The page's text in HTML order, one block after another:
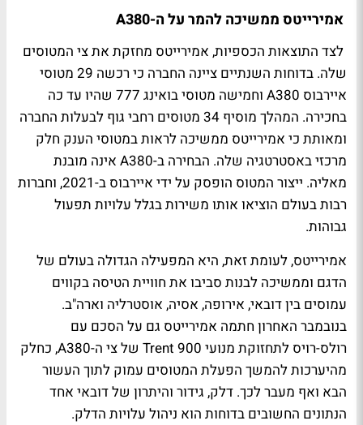
אמירייטס ממשיכה להמר על ה-A380
לצד התוצאות הכספיות, אמירייטס מחזקת את צי המטוסים
שלה. בדוחות השנתיים ציינה החברה כי רכשה 29 מטוסי
איירבוס A380 וחמישה מטוסי בואינג 777 שהיו עד כה
בחכירה. המהלך מוסיף 34 מטוסים רחבי גוף לבעלות החברה
ומאותת כי אמירייטס ממשיכה לראות במטוסי הענק חלק
מרכזי באסטרטגיה שלה. הבחירה ב-A380 אינה מובנת
מאליה. ייצור המטוס הופסק על ידי איירבוס ב-2021, וחברות
רבות בעולם הוציאו אותו משירות בגלל עלויות תפעול
גבוהות.
אמירייטס, לעומת זאת, היא המפעילה הגדולה בעולם של
הדגם וממשיכה לבנות סביבו את חוויית הטיסה בקווים
עמוסים בין דובאי, אירופה, אסיה, אוסטרליה וארה"ב.
בנובמבר האחרון חתמה אמירייטס גם על הסכם עם
רולס-רויס לתחזוקת מנועי Trent 900 של צי ה-A380, כחלק
מהיערכות להמשך הפעלת המטוסים עמוק לתוך העשור
הבא ואף מעבר לכך. דלק, גידור והיתרון של דובאי אחד
הנתונים החשובים בדוחות הוא ניהול עלויות הדלק.